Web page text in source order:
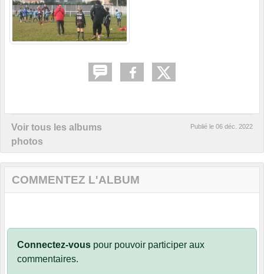
Voir tous les albums
photos
Publié le 06 déc. 2022
COMMENTEZ L'ALBUM
Connectez-vous pour pouvoir participer aux
commentaires.